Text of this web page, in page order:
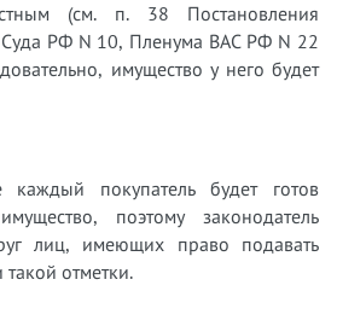
(см. п. 38 Постановления
РФ N 10, Пленума ВАС РФ N 22
имущество у него будет
покупатель будет готов
поэтому законодатель
лиц, имеющих право подавать
отметки.